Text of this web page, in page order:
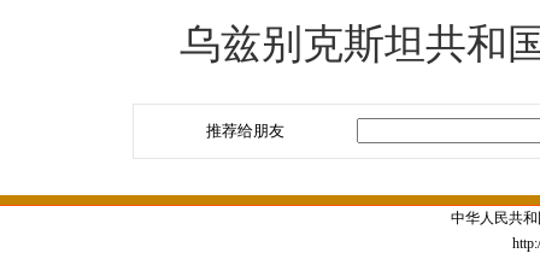
乌兹别克斯坦共
推荐给朋友
中华人民共